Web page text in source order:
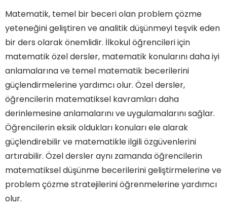
Matematik, temel bir beceri olan problem çözme
yeteneğini geliştiren ve analitik düşünmeyi teşvik eden
bir ders olarak önemlidir. İlkokul öğrencileri için
matematik özel dersler, matematik konularını daha iyi
anlamalarına ve temel matematik becerilerini
güçlendirmelerine yardımcı olur. Özel dersler,
öğrencilerin matematiksel kavramları daha
derinlemesine anlamalarını ve uygulamalarını sağlar.
Öğrencilerin eksik oldukları konuları ele alarak
güçlendirebilir ve matematikle ilgili özgüvenlerini
artırabilir. Özel dersler aynı zamanda öğrencilerin
matematiksel düşünme becerilerini geliştirmelerine ve
problem çözme stratejilerini öğrenmelerine yardımcı
olur.